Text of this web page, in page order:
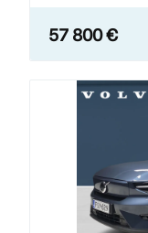
57 800 €